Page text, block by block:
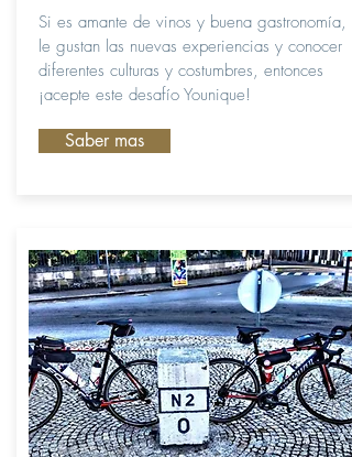
Si es amante de vinos y buena gastronomía,
le gustan las nuevas experiencias y conocer
diferentes culturas y costumbres, entonces
¡acepte este desafío Younique!
Saber mas